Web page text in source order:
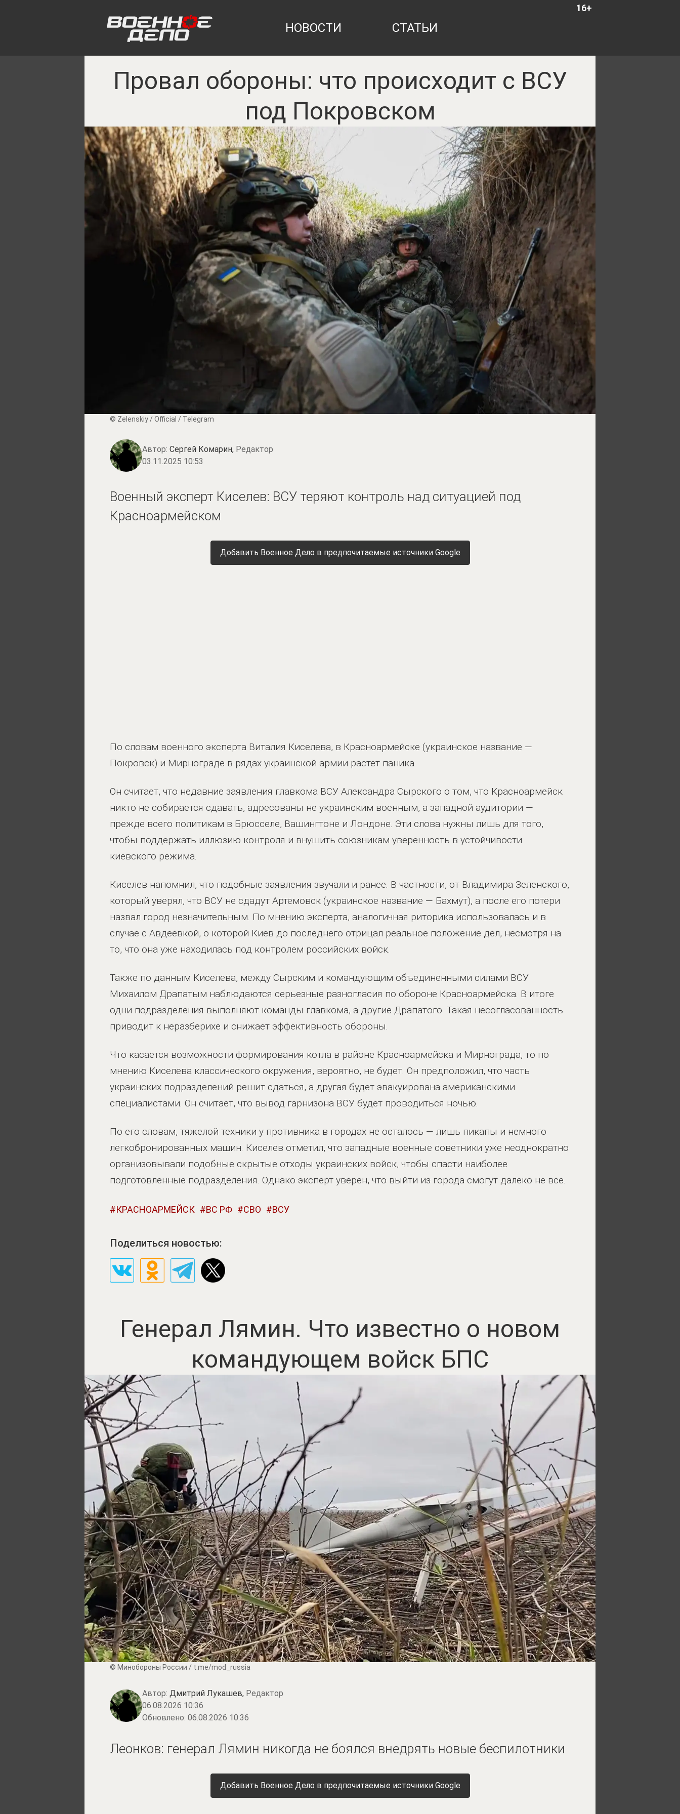
16+
НОВОСТИ СТАТЬИ
Провал обороны: что происходит с ВСУ
под Покровском
© Zеlеnskiу / Оfficiаl / Telegram
Автор: Сергей Комарин, Редактор
03.11.2025 10:53
Военный эксперт Киселев: ВСУ теряют контроль над ситуацией под
Красноармейском
Добавить Военное Дело в предпочитаемые источники Google
По словам военного эксперта Виталия Киселева, в Красноармейске (украинское название —
Покровск) и Мирнограде в рядах украинской армии растет паника.
Он считает, что недавние заявления главкома ВСУ Александра Сырского о том, что Красноармейск
никто не собирается сдавать, адресованы не украинским военным, а западной аудитории —
прежде всего политикам в Брюсселе, Вашингтоне и Лондоне. Эти слова нужны лишь для того,
чтобы поддержать иллюзию контроля и внушить союзникам уверенность в устойчивости
киевского режима.
Киселев напомнил, что подобные заявления звучали и ранее. В частности, от Владимира Зеленского,
который уверял, что ВСУ не сдадут Артемовск (украинское название — Бахмут), а после его потери
назвал город незначительным. По мнению эксперта, аналогичная риторика использовалась и в
случае с Авдеевкой, о которой Киев до последнего отрицал реальное положение дел, несмотря на
то, что она уже находилась под контролем российских войск.
Также по данным Киселева, между Сырским и командующим объединенными силами ВСУ
Михаилом Драпатым наблюдаются серьезные разногласия по обороне Красноармейска. В итоге
одни подразделения выполняют команды главкома, а другие Драпатого. Такая несогласованность
приводит к неразберихе и снижает эффективность обороны.
Что касается возможности формирования котла в районе Красноармейска и Мирнограда, то по
мнению Киселева классического окружения, вероятно, не будет. Он предположил, что часть
украинских подразделений решит сдаться, а другая будет эвакуирована американскими
специалистами. Он считает, что вывод гарнизона ВСУ будет проводиться ночью.
По его словам, тяжелой техники у противника в городах не осталось — лишь пикапы и немного
легкобронированных машин. Киселев отметил, что западные военные советники уже неоднократно
организовывали подобные скрытые отходы украинских войск, чтобы спасти наиболее
подготовленные подразделения. Однако эксперт уверен, что выйти из города смогут далеко не все.
КРАСНОАРМЕЙСК ВС РФ СВО ВСУ
Поделиться новостью:
Генерал Лямин. Что известно о новом
командующем войск БПС
© Минобороны России / t.me/mod_russia
Автор: Дмитрий Лукашев, Редактор
06.08.2026 10:36
Обновлено: 06.08.2026 10:36
Леонков: генерал Лямин никогда не боялся внедрять новые беспилотники
Добавить Военное Дело в предпочитаемые источники Google